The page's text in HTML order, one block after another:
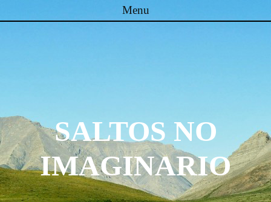
Menu
SALTOS NO
IMAGINARIO